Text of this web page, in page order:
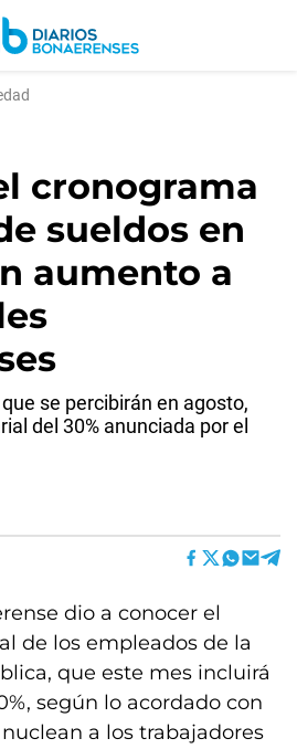
cronograma
sueldos en
aumento a
se percibirán en agosto,
del 30% anunciada por el
dio a conocer el
de los empleados de la
que este mes incluirá
según lo acordado con
a los trabajadores